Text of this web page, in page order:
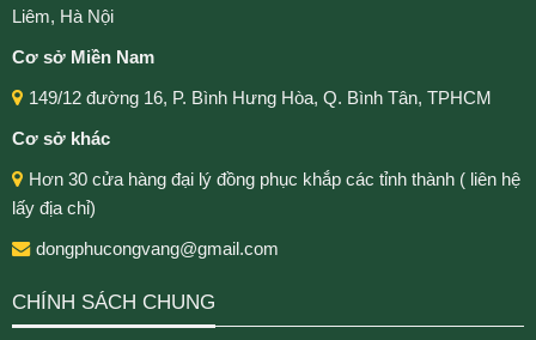
Liêm, Hà Nội
Cơ sở Miền Nam
149/12 đường 16, P. Bình Hưng Hòa, Q. Bình Tân, TPHCM
Cơ sở khác
Hơn 30 cửa hàng đại lý đồng phục khắp các tỉnh thành ( liên hệ
lấy địa chỉ)
dongphucongvang@gmail.com
CHÍNH SÁCH CHUNG